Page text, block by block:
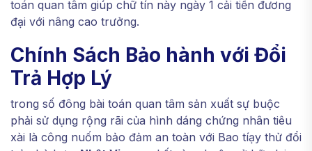
toán quan tâm giúp chữ tín này ngày 1 cải tiến đương
đại với nâng cao trưởng.
Chính Sách Bảo hành với Đổi
Trả Hợp Lý
trong số đông bài toán quan tâm sản xuất sự buộc
phải sử dụng rộng rãi của hình dáng chứng nhân tiêu
xài là công nuốm bảo đảm an toàn với Bao tíạy thử đổi